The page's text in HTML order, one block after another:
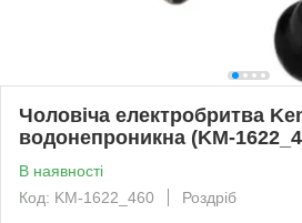
Чоловіча електробритва
водонепроникна (KM-
В наявності
Код: KM-1622_460
Роздріб